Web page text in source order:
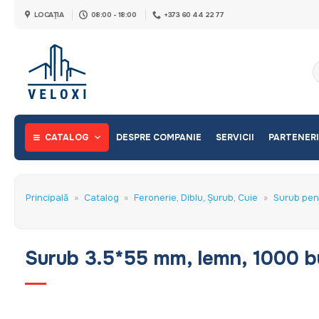
LOCAȚIA 08:00 - 18:00 +373 60 44 22 77
CATALOG DESPRE COMPANIE SERVICII PARTENERI
Principală » Catalog » Feronerie, Diblu, Șurub, Cuie » Surub
Surub 3.5*55 mm, lemn, 1000